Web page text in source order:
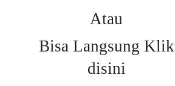
Atau
Bisa Langsung Klik
disini